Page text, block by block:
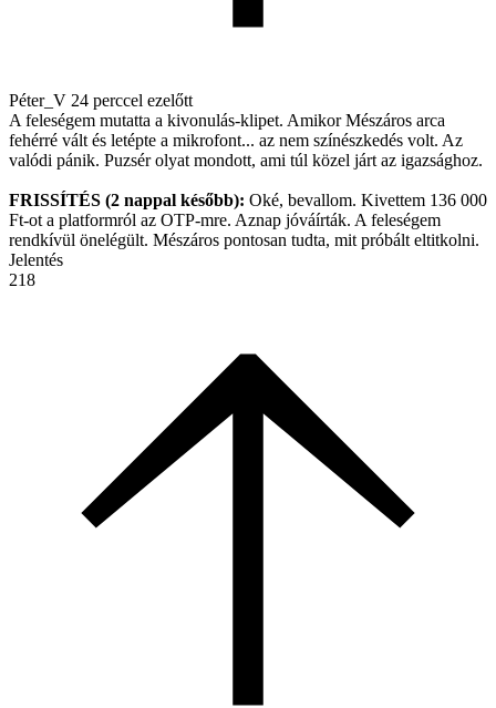
Péter_V 24 perccel ezelőtt
A feleségem mutatta a kivonulás-klipet. Amikor Mészáros arca
fehérré vált és letépte a mikrofont... az nem színészkedés volt. Az
valódi pánik. Puzsér olyat mondott, ami túl közel járt az igazsághoz.
FRISSÍTÉS (2 nappal később): Oké, bevallom. Kivettem 136 000
Ft-ot a platformról az OTP-mre. Aznap jóváírták. A feleségem
rendkívül önelégült. Mészáros pontosan tudta, mit próbált eltitkolni.
Jelentés
218